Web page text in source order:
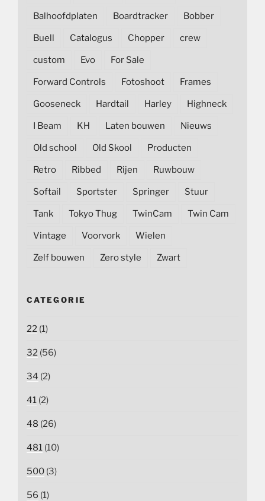
Balhoofdplaten Boardtracker Bobber
Buell Catalogus Chopper crew
custom Evo For Sale
Forward Controls Fotoshoot Frames
Gooseneck Hardtail Harley Highneck
I Beam KH Laten bouwen Nieuws
Old school Old Skool Producten
Retro Ribbed Rijen Ruwbouw
Softail Sportster Springer Stuur
Tank Tokyo Thug TwinCam Twin Cam
Vintage Voorvork Wielen
Zelf bouwen Zero style Zwart
CATEGORIE
22 (1)
32 (56)
34 (2)
41 (2)
48 (26)
481 (10)
500 (3)
56 (1)